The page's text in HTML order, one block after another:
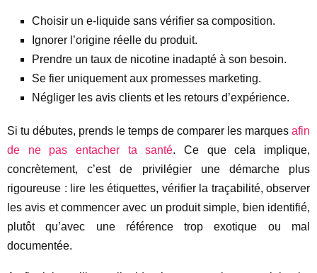
Choisir un e-liquide sans vérifier sa composition.
Ignorer l’origine réelle du produit.
Prendre un taux de nicotine inadapté à son besoin.
Se fier uniquement aux promesses marketing.
Négliger les avis clients et les retours d’expérience.
Si tu débutes, prends le temps de comparer les marques afin
de ne pas entacher ta santé. Ce que cela implique,
concrètement, c’est de privilégier une démarche plus
rigoureuse : lire les étiquettes, vérifier la traçabilité, observer
les avis et commencer avec un produit simple, bien identifié,
plutôt qu’avec une référence trop exotique ou mal
documentée.